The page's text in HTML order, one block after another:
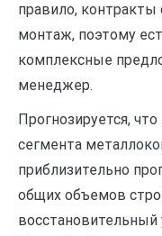
правило,
монтаж, поэтому
комплексные
менеджер.
Прогнозируется,
сегмента
приблизительно
общих объемов
восстановительный